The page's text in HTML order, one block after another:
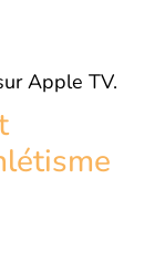
Apple TV.